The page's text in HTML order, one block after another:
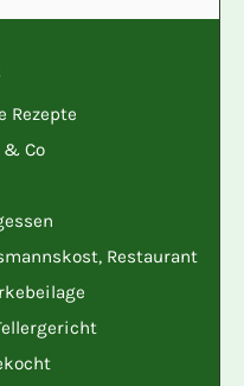
Rezepte
Co
, Restaurant